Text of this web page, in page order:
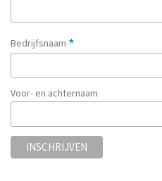
Bedrijfsnaam *
Voor- en achternaam